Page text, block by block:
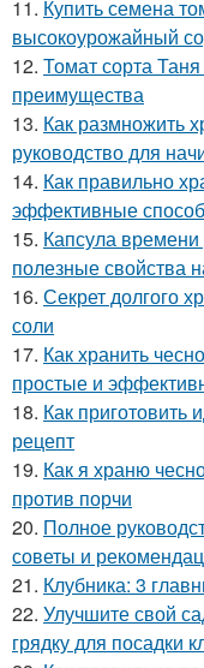
11. Купить семена
высокоурожайный
12. Томат сорта
преимущества
13. Как размножить
руководство для
14. Как правильно
эффективные
15. Капсула времени
полезные свойства
16. Секрет долгого
соли
17. Как хранить
простые и
18. Как приготовить
рецепт
19. Как я храню
против порчи
20. Полное
советы и
21. Клубника: 3
22. Улучшите свой
грядку для посадки